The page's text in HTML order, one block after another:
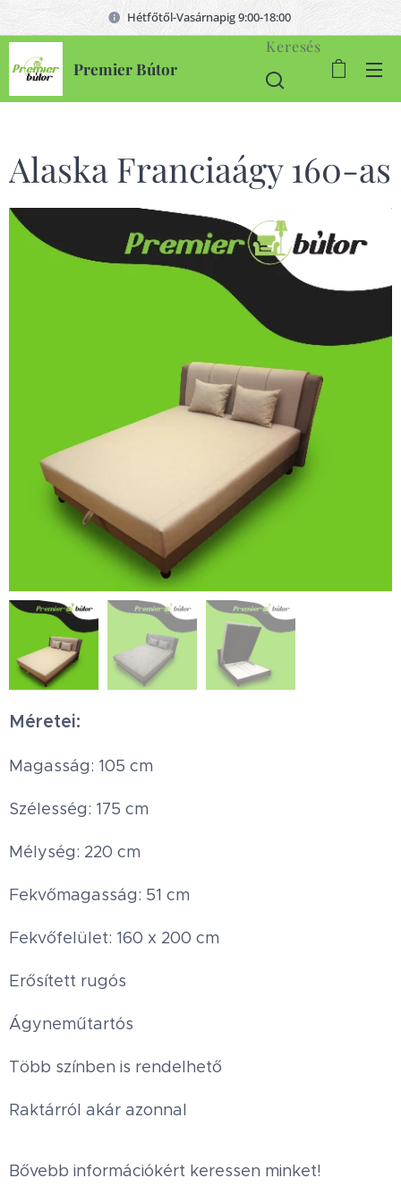
Hétfőtől-Vasárnapig 9:00-18:00
Premier Bútor
Keresés
Alaska Franciaágy 160-as
Méretei:
Magasság: 105 cm
Szélesség: 175 cm
Mélység: 220 cm
Fekvőmagasság: 51 cm
Fekvőfelület: 160 x 200 cm
Erősített rugós
Ágyneműtartós
Több színben is rendelhető
Raktárról akár azonnal
Bővebb információkért keressen minket!